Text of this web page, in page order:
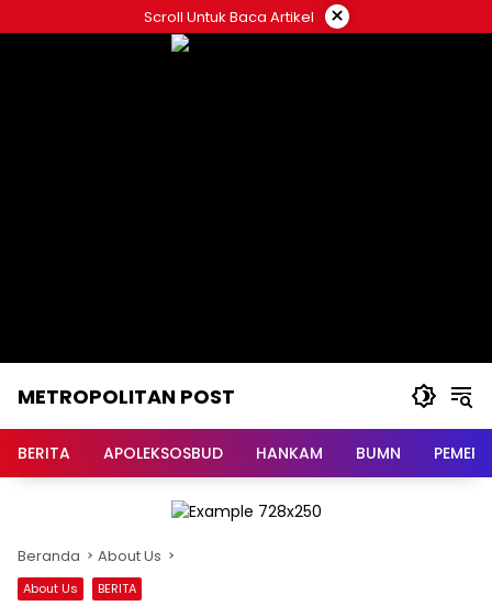
ke
Scroll Untuk Baca Artikel ×
METROPOLITAN POST
BERITA APOLEKSOSBUD HANKAM BUMN
Beranda About Us
About Us BERITA